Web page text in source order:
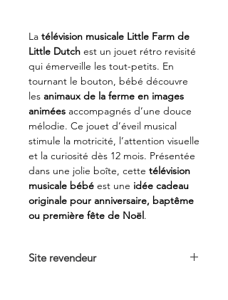
La télévision musicale Little Farm de
Little Dutch est un jouet rétro revisité
qui émerveille les tout-petits. En
tournant le bouton, bébé découvre
les animaux de la ferme en images
animées accompagnés d’une douce
mélodie. Ce jouet d’éveil musical
stimule la motricité, l’attention visuelle
et la curiosité dès 12 mois. Présentée
dans une jolie boîte, cette télévision
musicale bébé est une idée cadeau
originale pour anniversaire, baptême
ou première fête de Noël.
Site revendeur